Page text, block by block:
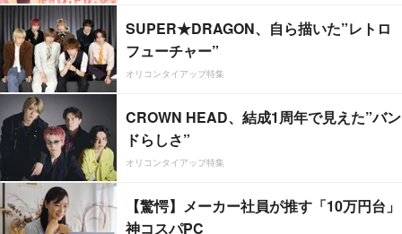
SUPER★DRAGON、自ら描いた”レトロ
フューチャー”
オリコンタイアップ特集
CROWN HEAD、結成1周年で見えた”バン
ドらしさ”
オリコンタイアップ特集
【驚愕】メーカー社員が推す「10万円台」
神コスパPC